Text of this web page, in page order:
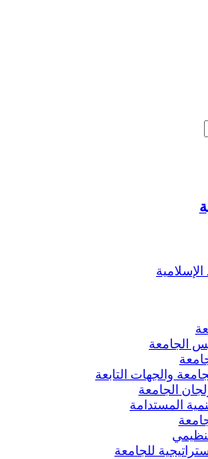
الجامعة
والجهات التابعة
الجامعة
المستدامة
للجامعة